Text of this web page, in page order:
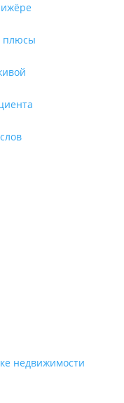
плюсы
недвижимости